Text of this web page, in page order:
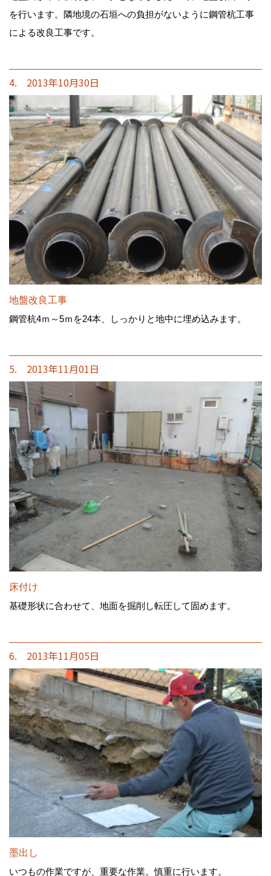
を行います。隣地境の石垣への負担がないように鋼管杭工事
による改良工事です。
4. 2013年10月30日
地盤改良工事
鋼管杭4ｍ～5ｍを24本、しっかりと地中に埋め込みます。
5. 2013年11月01日
床付け
基礎形状に合わせて、地面を掘削し転圧して固めます。
6. 2013年11月05日
墨出し
いつもの作業ですが、重要な作業。慎重に行います。